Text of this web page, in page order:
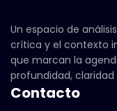
Un espacio de
crítica y el contexto
que marcan la
profundidad,
Contacto